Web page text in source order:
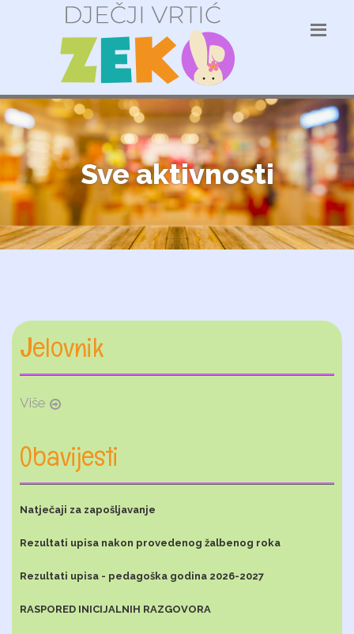
Sve aktivnosti
Jelovnik
Više
Obavijesti
Natječaji za zapošljavanje
Rezultati upisa nakon provedenog žalbenog roka
Rezultati upisa - pedagoška godina 2026-2027
RASPORED INICIJALNIH RAZGOVORA